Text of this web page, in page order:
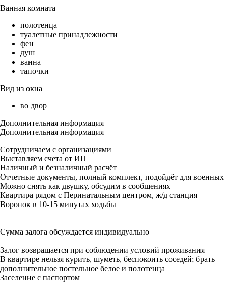
Ванная комната
полотенца
туалетные принадлежности
фен
душ
ванна
тапочки
Вид из окна
во двор
Дополнительная информация
Дополнительная информация
Сотрудничаем с организациями
Выставляем счета от ИП
Наличный и безналичный расчёт
Отчетные документы, полный комплект, подойдёт для военных
Можно снять как двушку, обсудим в сообщениях
Квартира рядом с Перинатальным центром, ж/д станция
Воронок в 10-15 минутах ходьбы
Сумма залога обсуждается индивидуально
Залог возвращается при соблюдении условий проживания
В квартире нельзя курить, шуметь, беспокоить соседей; брать
дополнительное постельное белое и полотенца
Заселение с паспортом